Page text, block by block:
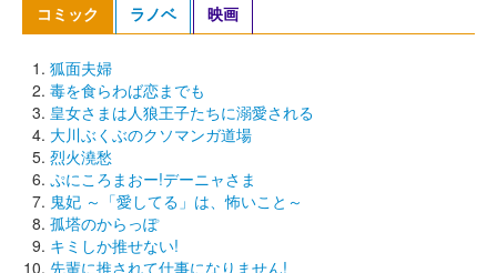
コミック ラノベ 映画
狐面夫婦
毒を食らわば恋までも
皇女さまは人狼王子たちに溺愛される
大川ぶくぶのクソマンガ道場
烈火澆愁
ぷにころまおー!デーニャさま
鬼妃 ～「愛してる」は、怖いこと～
孤塔のからっぽ
キミしか推せない!
先輩に推されて仕事になりません!